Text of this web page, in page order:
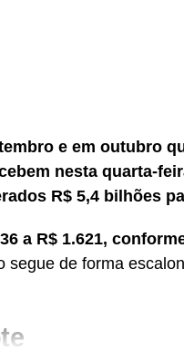
e em outubro
nesta quarta-
R$ 5,4 bilhões
a R$ 1.621,
segue de forma